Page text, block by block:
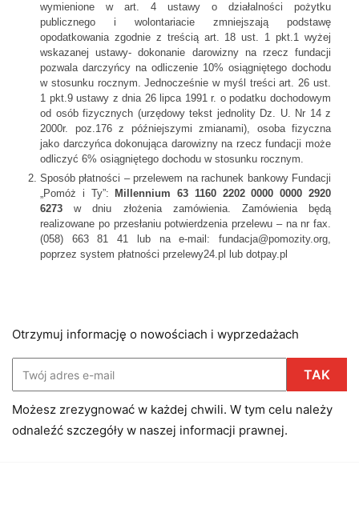
wymienione w art. 4 ustawy o działalności pożytku
publicznego i wolontariacie zmniejszają podstawę
opodatkowania zgodnie z treścią art. 18 ust. 1 pkt.1 wyżej
wskazanej ustawy- dokonanie darowizny na rzecz fundacji
pozwala darczyńcy na odliczenie 10% osiągniętego dochodu
w stosunku rocznym. Jednocześnie w myśl treści art. 26 ust.
1 pkt.9 ustawy z dnia 26 lipca 1991 r. o podatku dochodowym
od osób fizycznych (urzędowy tekst jednolity Dz. U. Nr 14 z
2000r. poz.176 z późniejszymi zmianami), osoba fizyczna
jako darczyńca dokonująca darowizny na rzecz fundacji może
odliczyć 6% osiągniętego dochodu w stosunku rocznym.
Sposób płatności – przelewem na rachunek bankowy Fundacji
„Pomóż i Ty”:
Millennium 63 1160 2202 0000 0000 2920
6273 w dniu złożenia zamówienia. Zamówienia będą
realizowane po przesłaniu potwierdzenia przelewu – na nr fax.
(058) 663 81 41 lub na e-mail: fundacja@pomozity.org,
poprzez system płatności przelewy24.pl lub dotpay.pl
Otrzymuj informację o nowościach i wyprzedażach
Możesz zrezygnować w każdej chwili. W tym celu należy
odnaleźć szczegóły w naszej informacji prawnej.